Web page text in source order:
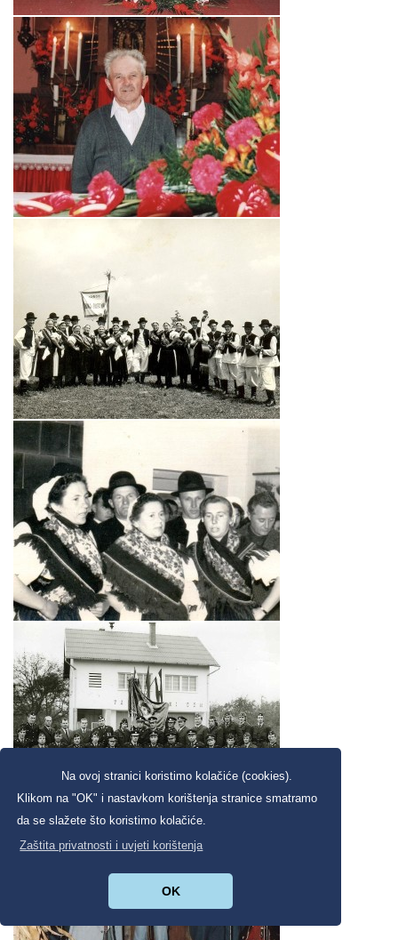
Na ovoj stranici koristimo kolačiće (cookies).
Klikom na "OK" i nastavkom korištenja stranice smatramo
da se slažete što koristimo kolačiće.
Zaštita privatnosti i uvjeti korištenja
OK